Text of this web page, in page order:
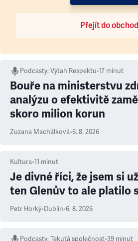
Přejít do
Podcasty:Výtah Respektu•17 minut
Bouře na ministerstvu
analýzu o efektivitě
skoro milion korun
Zuzana Machálková•6. 8. 2026
Kultura•11 minut
Je divné říci, že jsem si
ten Glenův to ale platilo
Petr Horký•Dublin•6. 8. 2026
Podcasty:Tekutá společnost•39 minut